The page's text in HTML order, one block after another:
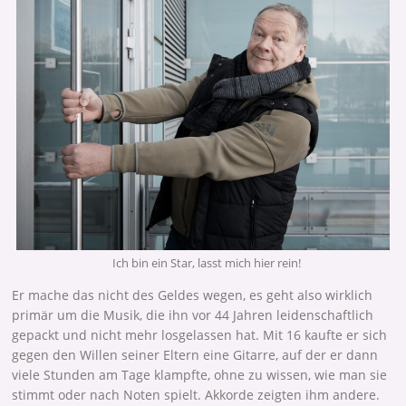
Ich bin ein Star, lasst mich hier rein!
Er mache das nicht des Geldes wegen, es geht also wirklich
primär um die Musik, die ihn vor 44 Jahren leidenschaftlich
gepackt und nicht mehr losgelassen hat. Mit 16 kaufte er sich
gegen den Willen seiner Eltern eine Gitarre, auf der er dann
viele Stunden am Tage klampfte, ohne zu wissen, wie man sie
stimmt oder nach Noten spielt. Akkorde zeigten ihm andere.